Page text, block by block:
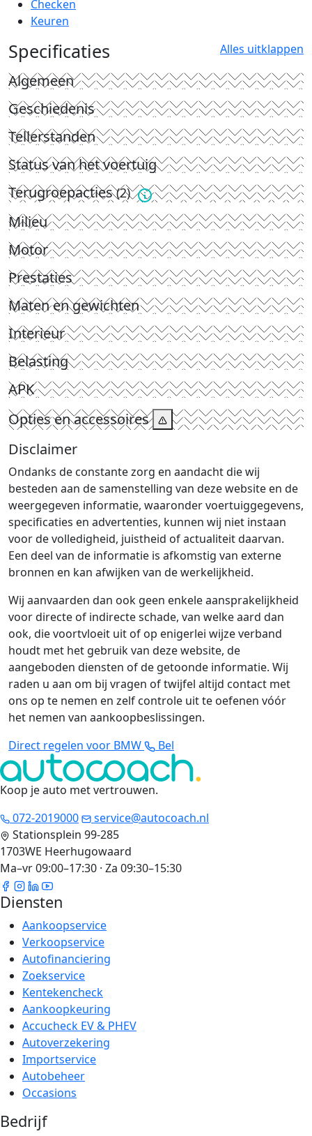
Checken
Keuren
Specificaties Alles uitklappen
Algemeen
Geschiedenis
Tellerstanden
Status van het voertuig
Terugroepacties(2)
Milieu
Motor
Prestaties
Maten en gewichten
Interieur
Belasting
APK
Opties en accessoires
Disclaimer
Ondanks de constante zorg en aandacht die wij
besteden aan de samenstelling van deze website en de
weergegeven informatie, waaronder voertuiggegevens,
specificaties en advertenties, kunnen wij niet instaan
voor de volledigheid, juistheid of actualiteit daarvan.
Een deel van de informatie is afkomstig van externe
bronnen en kan afwijken van de werkelijkheid.
Wij aanvaarden dan ook geen enkele aansprakelijkheid
voor directe of indirecte schade, van welke aard dan
ook, die voortvloeit uit of op enigerlei wijze verband
houdt met het gebruik van deze website, de
aangeboden diensten of de getoonde informatie. Wij
raden u aan om bij vragen of twijfel altijd contact met
ons op te nemen en zelf controle uit te oefenen vóór
het nemen van aankoopbeslissingen.
Direct regelen voor BMW
Bel
Koop je auto met vertrouwen.
072-2019000
service@autocoach.nl
Stationsplein 99-285
1703WE Heerhugowaard
Ma–vr 09:00–17:30 · Za 09:30–15:30
Diensten
Aankoopservice
Verkoopservice
Autofinanciering
Zoekservice
Kentekencheck
Aankoopkeuring
Accucheck EV & PHEV
Autoverzekering
Importservice
Autobeheer
Occasions
Bedrijf